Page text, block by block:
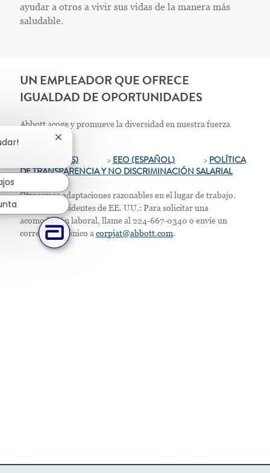
ayudar a otros a vivir sus vidas de la manera más
saludable.
UN EMPLEADOR QUE OFRECE
IGUALDAD DE OPORTUNIDADES
Abbott acoge y promueve la diversidad en nuestra fuerza
EEO (INGLÉS) > EEO (ESPAÑOL)> POLÍTICA
DE TRANSPARENCIA Y NO DISCRIMINACIÓN SALARIAL
Ofrecemos adaptaciones razonables en el lugar de trabajo.
Solo para residentes de EE. UU.: Para solicitar una
acomodación laboral, llame al 224-667-0340 o envíe un
correo electrónico a corpjat@abbott.com.
Cerrar notificación de chatbot